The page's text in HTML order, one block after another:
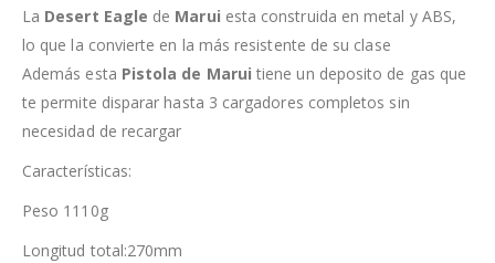
La Desert Eagle de Marui esta construida en metal y ABS,
lo que la convierte en la más resistente de su clase
Además esta Pistola de Marui tiene un deposito de gas que
te permite disparar hasta 3 cargadores completos sin
necesidad de recargar
Características:
Peso 1110g
Longitud total:270mm